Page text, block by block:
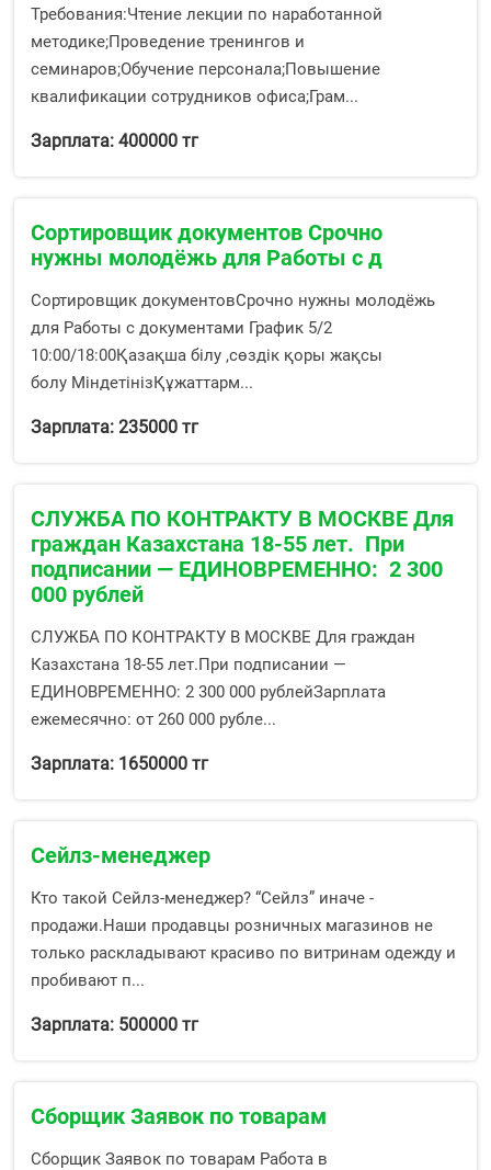
Требования:Чтение лекции по наработанной
методике;Проведение тренингов и
семинаров;Обучение персонала;Повышение
квалификации сотрудников офиса;Грам...
Зарплата: 400000 тг
Сортировщик документов Срочно
нужны молодёжь для Работы с д
Сортировщик документовСрочно нужны молодёжь
для Работы с документами График 5/2
10:00/18:00Қазақша білу ,сөздік қоры жақсы
болу МіндетінізҚұжаттарм...
Зарплата: 235000 тг
СЛУЖБА ПО КОНТРАКТУ В МОСКВЕ Для
граждан Казахстана 18-55 лет. При
подписании — ЕДИНОВРЕМЕННО: 2 300
000 рублей
СЛУЖБА ПО КОНТРАКТУ В МОСКВЕ Для граждан
Казахстана 18-55 лет.При подписании —
ЕДИНОВРЕМЕННО: 2 300 000 рублейЗарплата
ежемесячно: от 260 000 рубле...
Зарплата: 1650000 тг
Сейлз-менеджер
Кто такой Сейлз-менеджер? “Сейлз” иначе -
продажи.Наши продавцы розничных магазинов не
только раскладывают красиво по витринам одежду и
пробивают п...
Зарплата: 500000 тг
Сборщик Заявок по товарам
Сборщик Заявок по товарам Работа в